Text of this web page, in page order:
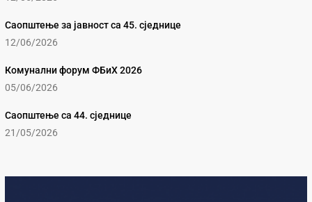
Саопштење за јавност са 45. сједнице
12/06/2026
Комунални форум ФБиХ 2026
05/06/2026
Саопштење са 44. сједнице
21/05/2026